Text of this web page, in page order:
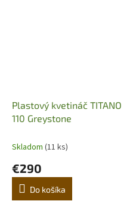
Plastový kvetináč TITANO
110 Greystone
Skladom (11 ks)
€290
Do košíka